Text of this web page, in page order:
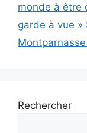
monde à être
garde à vue
Rechercher